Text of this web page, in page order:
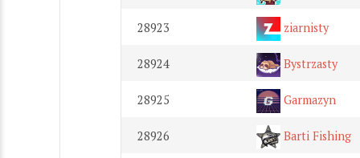
28923 ziarnisty
28924 Bystrzasty
28925 Garmazyn
28926 Barti Fishing